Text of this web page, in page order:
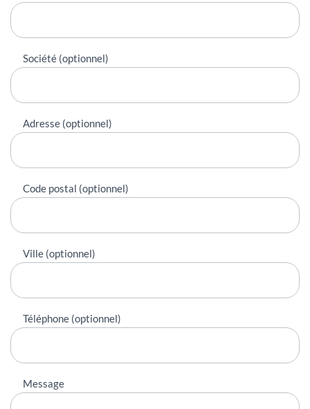
Société (optionnel)
Adresse (optionnel)
Code postal (optionnel)
Ville (optionnel)
Téléphone (optionnel)
Message